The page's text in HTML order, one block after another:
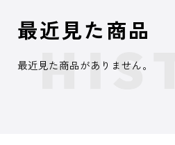
最近見た商品
最近見た商品がありません。